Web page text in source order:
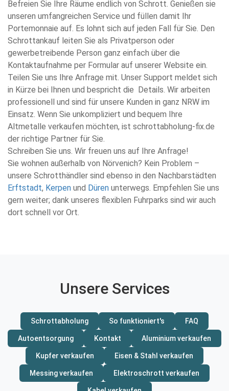
Befreien Sie Ihre Räume endlich von Schrott. Genießen sie
unseren umfangreichen Service und füllen damit Ihr
Portemonnaie auf. Es lohnt sich auf jeden Fall für Sie. Den
Schrottankauf leiten Sie als Privatperson oder
gewerbetreibende Person ganz einfach über die
Kontaktaufnahme per Formular auf unserer Website ein.
Teilen Sie uns Ihre Anfrage mit. Unser Support meldet sich
in Kürze bei Ihnen und bespricht die Details. Wir arbeiten
professionell und sind für unsere Kunden in ganz NRW im
Einsatz. Wenn Sie unkompliziert und bequem Ihre
Altmetalle verkaufen möchten, ist schrottabholung-fix.de
der richtige Partner für Sie.
Schreiben Sie uns. Wir freuen uns auf Ihre Anfrage!
Sie wohnen außerhalb von Nörvenich? Kein Problem –
unsere Schrotthändler sind ebenso in den Nachbarstädten
Erftstadt, Kerpen und Düren unterwegs. Empfehlen Sie uns
gern weiter; dank unseres flexiblen Fuhrparks sind wir auch
dort schnell vor Ort.
Unsere Services
Schrottabholung So funktioniert's FAQ
Autoentsorgung Kontakt Aluminium verkaufen
Kupfer verkaufen Eisen & Stahl verkaufen
Messing verkaufen Elektroschrott verkaufen